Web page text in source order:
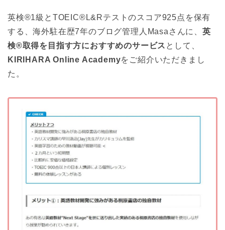
英検®1級とTOEIC®L&Rテストのスコア925点を保有
する、海外駐在歴7年のブログ管理人Masaさんに、 英
検®取得を目指す方におすすめのサービス として、
KIRIHARA Online Academyをご紹介いただきまし
た。